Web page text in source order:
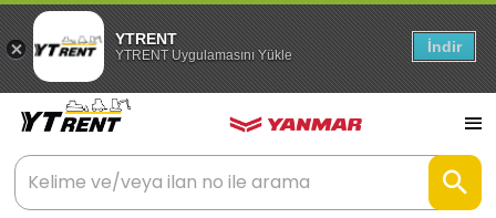
YTRENT
YTRENT Uygulamasını Yükle İndir